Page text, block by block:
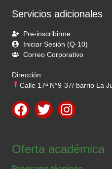
Servicios adicionales
Pre-inscribirme
Iniciar Sesión (Q-10)
Correo Corporativo
Dirección:
Calle 17ª N°9-37/ barrio La
Oferta académica